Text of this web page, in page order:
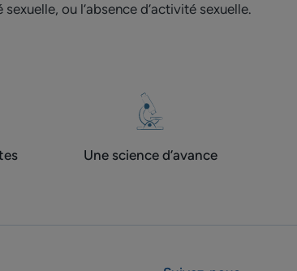
ou l’absence d’activité sexuelle.
Une science d’avance